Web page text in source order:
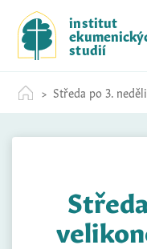
c
institut
studií
Středa po 3.